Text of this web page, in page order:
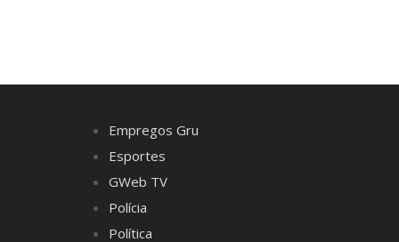
Empregos Gru
Esportes
GWeb TV
Polícia
Política